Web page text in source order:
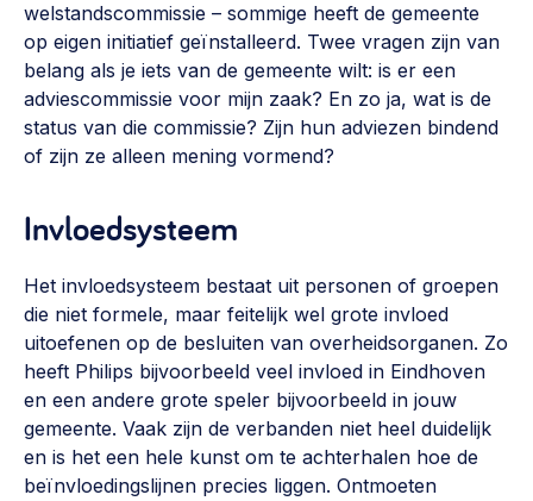
welstandscommissie – sommige heeft de gemeente
op eigen initiatief geïnstalleerd. Twee vragen zijn van
belang als je iets van de gemeente wilt: is er een
adviescommissie voor mijn zaak? En zo ja, wat is de
status van die commissie? Zijn hun adviezen bindend
of zijn ze alleen mening vormend?
Invloedsysteem
Het invloedsysteem bestaat uit personen of groepen
die niet formele, maar feitelijk wel grote invloed
uitoefenen op de besluiten van overheidsorganen. Zo
heeft Philips bijvoorbeeld veel invloed in Eindhoven
en een andere grote speler bijvoorbeeld in jouw
gemeente. Vaak zijn de verbanden niet heel duidelijk
en is het een hele kunst om te achterhalen hoe de
beïnvloedingslijnen precies liggen. Ontmoeten